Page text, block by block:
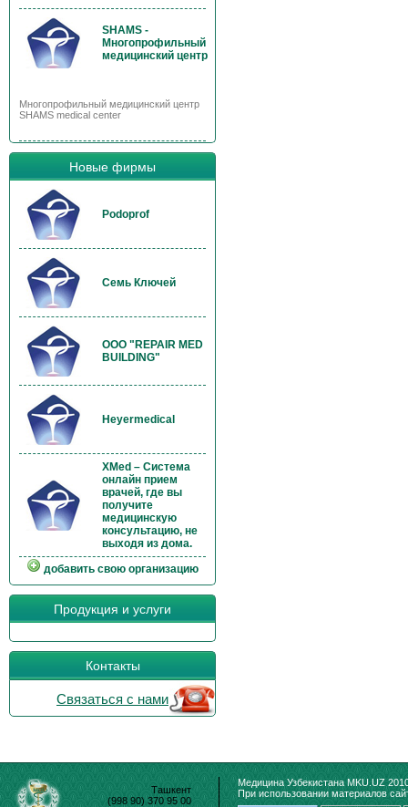
SHAMS -
Многопрофильный
медицинский центр
Многопрофильный медицинский центр
SHAMS medical center
Новые фирмы
Podoprof
Семь Ключей
OOO "REPAIR MED
BUILDING"
Heyermedical
XMed – Система
онлайн прием
врачей, где вы
получите
медицинскую
консультацию, не
выходя из дома.
добавить свою организацию
Продукция и услуги
Контакты
Связаться с нами
Ташкент
(998 90) 370 95 00
Медицина Узбекистана MKU.UZ
При использовании материалов